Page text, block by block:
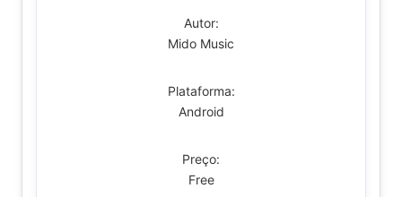
Autor:
Mido Music
Plataforma:
Android
Preço:
Free